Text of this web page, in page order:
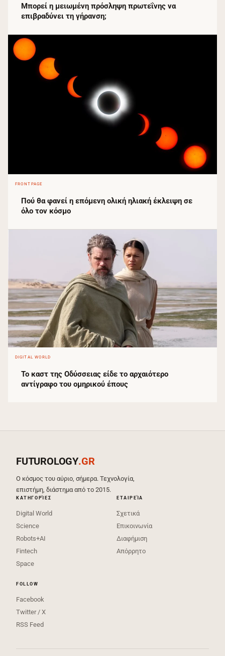
Μπορεί η μειωμένη πρόσληψη πρωτεΐνης να
επιβραδύνει τη γήρανση;
FRONTPAGE
Πού θα φανεί η επόμενη ολική ηλιακή έκλειψη σε
όλο τον κόσμο
DIGITAL WORLD
Το καστ της Οδύσσειας είδε το αρχαιότερο
αντίγραφο του ομηρικού έπους
FUTUROLOGY.GR
Ο κόσμος του αύριο, σήμερα. Τεχνολογία,
επιστήμη, διάστημα από το 2015.
ΚΑΤΗΓΟΡΊΕΣ
Digital World
Science
Robots+AI
Fintech
Space
ΕΤΑΙΡΕΊΑ
Σχετικά
Επικοινωνία
Διαφήμιση
Απόρρητο
FOLLOW
Facebook
Twitter / X
RSS Feed